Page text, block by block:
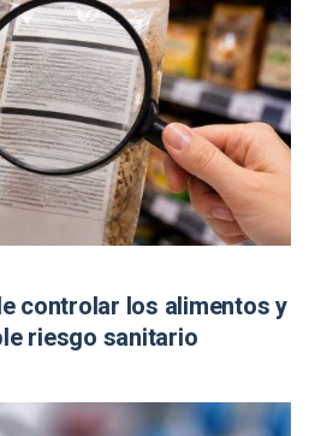
controlar los alimentos y
riesgo sanitario